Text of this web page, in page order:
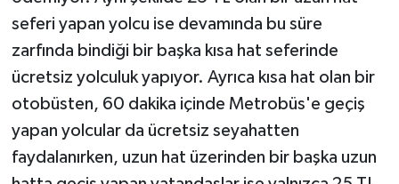
seferi yapan yolcu ise devamında bu süre
zarfında bindiği bir başka kısa hat seferinde
ücretsiz yolculuk yapıyor. Ayrıca kısa hat olan bir
otobüsten, 60 dakika içinde Metrobüs'e geçiş
yapan yolcular da ücretsiz seyahatten
faydalanırken, uzun hat üzerinden bir başka uzun